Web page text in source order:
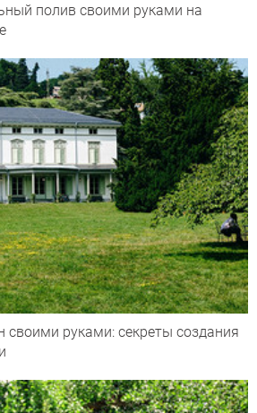
полив своими руками на
своими руками: секреты создания